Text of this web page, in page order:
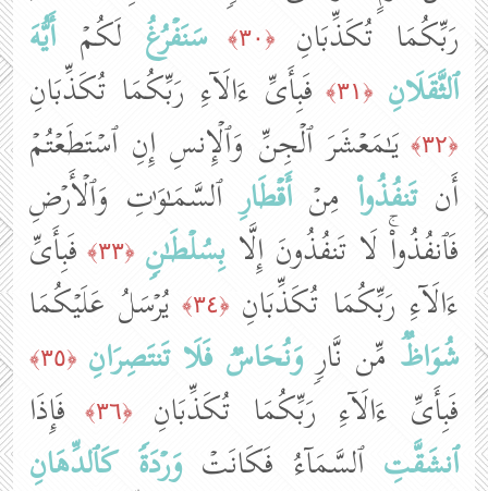
رَبِّكُمَا تُكَذِّبَانِ
﴿٣٠﴾ سَنَفۡرُغُ لَكُمۡ أَیُّهَ
ٱلثَّقَلَانِ ﴿٣١﴾ فَبِأَیِّ ءَالَاۤءِ رَبِّكُمَا تُكَذِّبَانِ
﴿٣٢﴾
یَـٰمَعۡشَرَ ٱلۡجِنِّ وَٱلۡإِنسِ إِنِ ٱسۡتَطَعۡتُمۡ
أَنتَنفُذُوا۟مِنۡأَقۡطَارِٱلسَّمَـٰوَ ٰ⁠تِ وَٱلۡأَرۡضِ
فَٱنفُذُوا۟ۚ لَا تَنفُذُونَ إِلَّابِسُلۡطَـٰنࣲ ﴿٣٣﴾
فَبِأَیِّ
ءَالَاۤءِ رَبِّكُمَا تُكَذِّبَانِ ﴿٣٤﴾
یُرۡسَلُ عَلَیۡكُمَا
شُوَاظࣱ مِّن نَّارࣲوَنُحَاسࣱ فَلَا تَنتَصِرَانِ ﴿٣٥﴾
فَبِأَیِّ ءَالَاۤءِ رَبِّكُمَا تُكَذِّبَانِ ﴿٣٦﴾
فَإِذَا
ٱنشَقَّتِ ٱلسَّمَاۤءُ فَكَانَتۡوَرۡدَةࣰ كَٱلدِّهَانِ